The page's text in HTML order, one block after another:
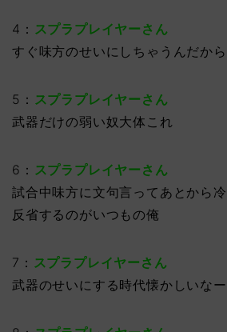
4： スプラプレイヤーさん
すぐ味方のせいにしちゃうんだから
5： スプラプレイヤーさん
武器だけの弱い奴大体これ
6： スプラプレイヤーさん
試合中味方に文句言ってあとから
反省するのがいつもの俺
7： スプラプレイヤーさん
武器のせいにする時代懐かしいな